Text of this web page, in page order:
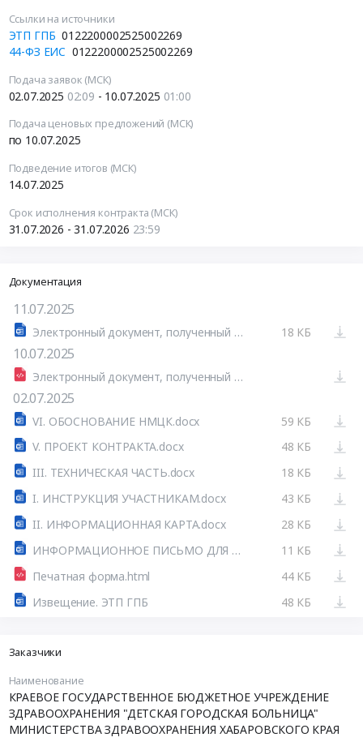
Ссылки на источники
ЭТП ГПБ 0122200002525002269
44-ФЗ ЕИС 0122200002525002269
Подача заявок (МСК)
02.07.2025 02:09 - 10.07.2025 01:00
Подача ценовых предложений (МСК)
по 10.07.2025
Подведение итогов (МСК)
14.07.2025
Срок исполнения контракта (МСК)
31.07.2026 - 31.07.2026 23:59
Документация
11.07.2025
Электронный документ, полученный из внешней системы.docx 18 КБ
10.07.2025
Электронный документ, полученный из внешней системы.xml
02.07.2025
VI. ОБОСНОВАНИЕ НМЦК.docx
59 КБ
V. ПРОЕКТ КОНТРАКТА.docx
48 КБ
III. ТЕХНИЧЕСКАЯ ЧАСТЬ.docx
18 КБ
I. ИНСТРУКЦИЯ УЧАСТНИКАМ.docx
43 КБ
II. ИНФОРМАЦИОННАЯ КАРТА.docx
28 КБ
ИНФОРМАЦИОННОЕ ПИСЬМО ДЛЯ УЧАСТНИКОВ.docx
11 КБ
Печатная форма.html
44 КБ
Извещение. ЭТП ГПБ
48 КБ
Заказчики
Наименование
КРАЕВОЕ ГОСУДАРСТВЕННОЕ БЮДЖЕТНОЕ УЧРЕЖДЕНИЕ
ЗДРАВООХРАНЕНИЯ "ДЕТСКАЯ ГОРОДСКАЯ БОЛЬНИЦА"
МИНИСТЕРСТВА ЗДРАВООХРАНЕНИЯ ХАБАРОВСКОГО КРАЯ